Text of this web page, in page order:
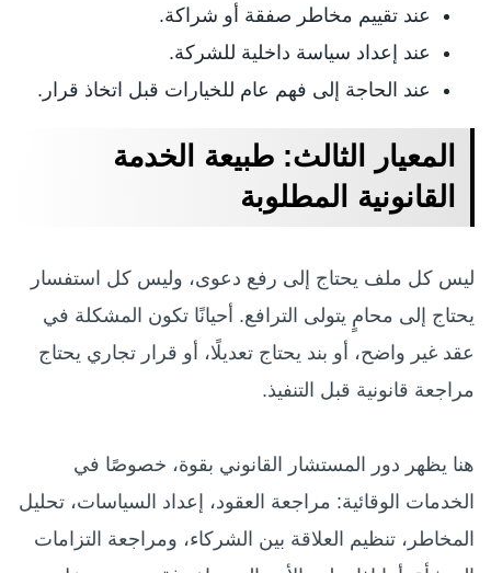
عند تقييم مخاطر صفقة أو شراكة.
عند إعداد سياسة داخلية للشركة.
عند الحاجة إلى فهم عام للخيارات قبل اتخاذ قرار.
المعيار الثالث: طبيعة الخدمة
القانونية المطلوبة
ليس كل ملف يحتاج إلى رفع دعوى، وليس كل استفسار
يحتاج إلى محامٍ يتولى الترافع. أحيانًا تكون المشكلة في
عقد غير واضح، أو بند يحتاج تعديلًا، أو قرار تجاري يحتاج
مراجعة قانونية قبل التنفيذ.
هنا يظهر دور المستشار القانوني بقوة، خصوصًا في
الخدمات الوقائية: مراجعة العقود، إعداد السياسات، تحليل
المخاطر، تنظيم العلاقة بين الشركاء، ومراجعة التزامات